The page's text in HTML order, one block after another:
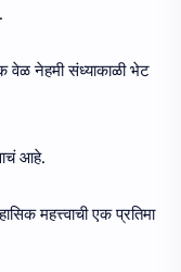
वेळ नेहमी संध्याकाळी भेट
आहे.
महत्त्वाची एक प्रतिमा